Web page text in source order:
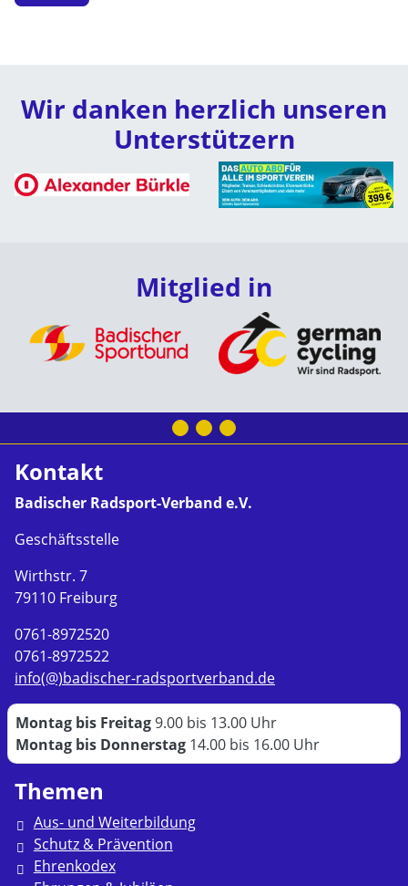
Wir danken herzlich unseren
Unterstützern
Mitglied in
Kontakt
Badischer Radsport-Verband e.V.
Geschäftsstelle
Wirthstr. 7
79110 Freiburg
0761-8972520
0761-8972522
info(@)badischer-radsportverband.de
Montag bis Freitag9.00 bis 13.00 Uhr
Montag bis Donnerstag 14.00 bis 16.00 Uhr
Themen
Aus- und Weiterbildung
Schutz & Prävention
Ehrenkodex